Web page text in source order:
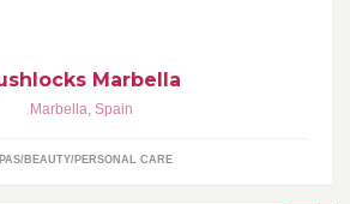
Marbella
Marbella, Spain
BEAUTY/PERSONAL CARE